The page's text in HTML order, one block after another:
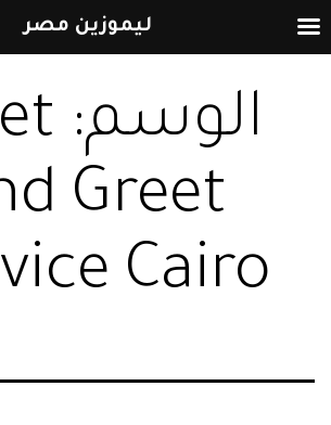
إلى
المحتوىالوسم:
Greet
Cairo
ليموزين مصر